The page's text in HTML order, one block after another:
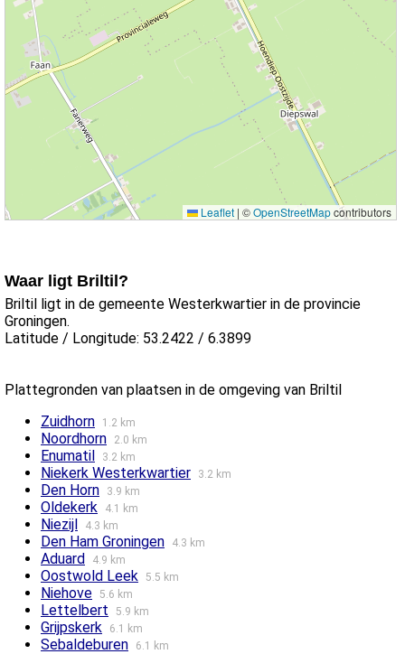
Leaflet | ©OpenStreetMapcontributors
Waar ligt Briltil?
Briltil ligt in de gemeente Westerkwartier in de provincie
Groningen.
Latitude / Longitude: 53.2422 / 6.3899
Plattegronden van plaatsen in de omgeving van Briltil
Zuidhorn
1.2 km
Noordhorn 2.0 km
Enumatil 3.2 km
Niekerk Westerkwartier 3.2 km
Den Horn 3.9 km
Oldekerk 4.1 km
Niezijl 4.3 km
Den Ham Groningen 4.3 km
Aduard 4.9 km
Oostwold Leek 5.5 km
Niehove 5.6 km
Lettelbert 5.9 km
Grijpskerk 6.1 km
Sebaldeburen 6.1 km